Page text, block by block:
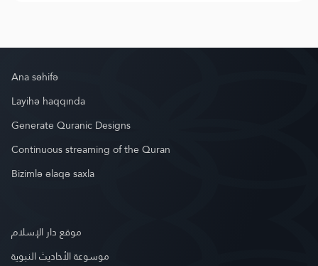
Ana səhifə
Layihə haqqında
Generate Quranic Designs
Continuous streaming of the Quran
Bizimlə əlaqə saxla
موقع دار الإسلام
موسوعة الأحاديث النبوية